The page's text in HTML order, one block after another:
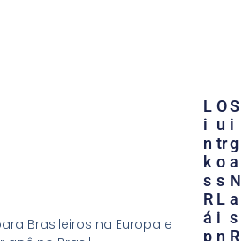
Brasileiros na Europa e
O
U
Tr
O
S
L
I
N
L
I
N
K
S
R
Á
P
S
I
G
A
N
A
S
R